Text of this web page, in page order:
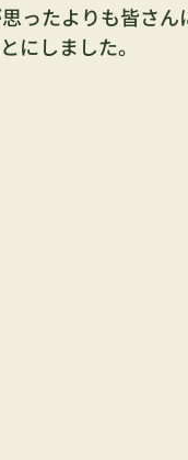
ったよりも皆さ
にしました。